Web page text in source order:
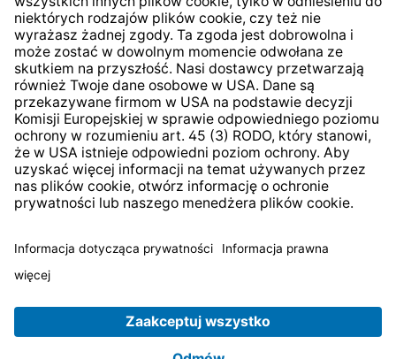
* Wszystkie ceny zawierają podatek VAT pluskoszty
TechniSat jest firmą należącą do FundacjiLEPPER Stiftung